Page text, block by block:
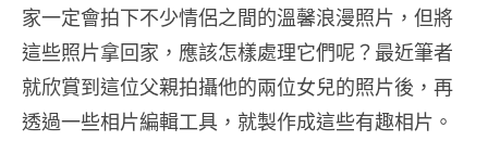
家一定會拍下不少情侶之間的溫馨浪漫照片，但將
這些照片拿回家，應該怎樣處理它們呢？最近筆者
就欣賞到這位父親拍攝他的兩位女兒的照片後，再
透過一些相片編輯工具，就製作成這些有趣相片。